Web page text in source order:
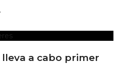
lleva a cabo primer